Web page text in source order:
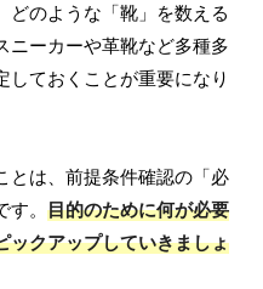
どのような「靴」を数える
ニーカーや革靴など多種多
しておくことが重要になり
とは、前提条件確認の「必
。 目的のために何が必要
ックアップしていきましょ